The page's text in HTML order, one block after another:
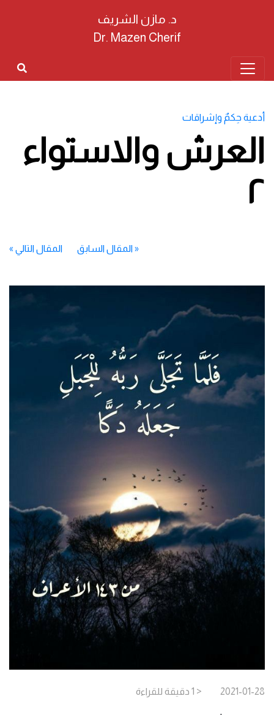
د. مازن الشريف
Dr. Mazen Cherif
أدعية حِكمٌ وإشراقات
العرش والاستواء
٢
«المقال السابق المقال التالي »
2021-01-28
< 1 دقيقة للقراءة